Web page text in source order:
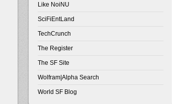
Like NoiNU
SciFiEntLand
TechCrunch
The Register
The SF Site
Wolfram|Alpha Search
World SF Blog